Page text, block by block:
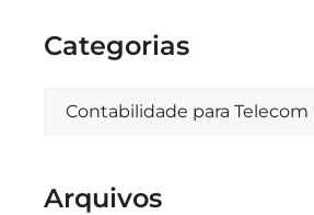
Categorias
Arquivos